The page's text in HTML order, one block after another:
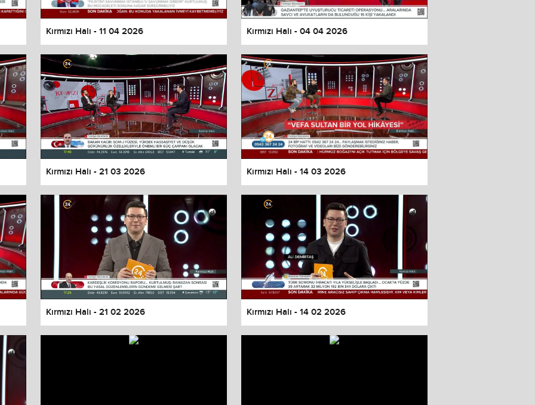
Kırmızı Halı - 11 04 2026 Kırmızı Halı - 04 04 2026
Kırmızı Halı - 21 03 2026 Kırmızı Halı - 14 03 2026
Kırmızı Halı - 21 02 2026 Kırmızı Halı - 14 02 2026